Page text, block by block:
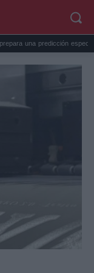
predicción especial para